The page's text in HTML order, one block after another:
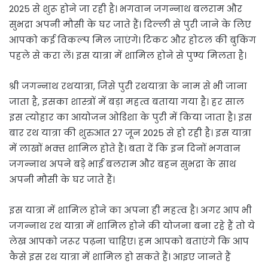
2025 से शुरू होने जा रही है। भगवान जगन्नाथ बलराम और
सुभद्रा अपनी मौसी के घर जाते हैं। दिल्ली से पुरी जाने के लिए
आपको कई व‍िकल्‍प म‍िल जाएंगे। टिकट और होटल की बुकिंग
पहले से करा लें। इस यात्रा में शामिल होने से पुण्य मिलता है।
श्री जगन्नाथ रथयात्रा, जिसे पुरी रथयात्रा के नाम से भी जाना
जाता है, इसका शास्त्रों में बड़ा महत्व बताया गया है। हर साल
इस त्‍योहार का आयोजन ओड‍िशा के पुरी में क‍िया जाता है। इस
बार रथ यात्रा की शुरुआत 27 जून 2025 से हो रही है। इस यात्रा
में लाखों भक्‍त शाम‍िल होते हैं। बता दें क‍ि इन द‍िनों भगवान
जगन्‍नाथ अपने बड़े भाई बलराम और बहन सुभद्रा के साथ
अपनी मौसी के घर जाते हैं।
इस यात्रा में शामि‍ल होने का अपना ही महत्‍व है। अगर आप भी
जगन्‍नाथ रथ यात्रा में शाम‍िल होने की योजना बना रहे हैं तो ये
लेख आपको जरूर पढ़ना चाह‍िए। हम आपको बताएंगे क‍ि आप
कैसे इस रथ यात्रा में शाम‍िल हो सकते हैं। आइए जानते हैं